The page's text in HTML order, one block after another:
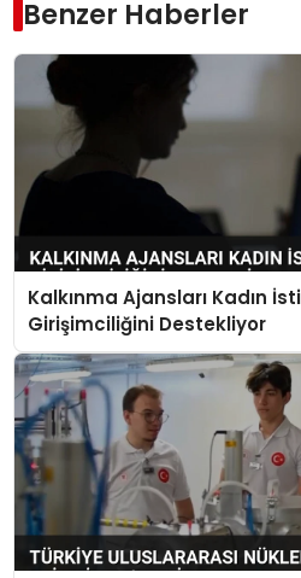
Benzer Haberler
Kalkınma Ajansları Kadın
Girişimciliğini Destekliyor